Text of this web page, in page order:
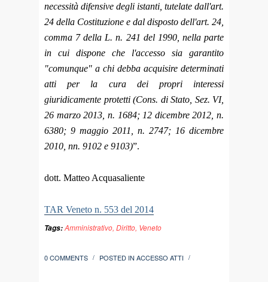
necessità difensive degli istanti, tutelate dall'art.
24 della Costituzione e dal disposto dell'art. 24,
comma 7 della L. n. 241 del 1990, nella parte
in cui dispone che l'accesso sia garantito
"comunque" a chi debba acquisire determinati
atti per la cura dei propri interessi
giuridicamente protetti (Cons. di Stato, Sez. VI,
26 marzo 2013, n. 1684; 12 dicembre 2012, n.
6380; 9 maggio 2011, n. 2747; 16 dicembre
2010, nn. 9102 e 9103)”.
dott. Matteo Acquasaliente
TAR Veneto n. 553 del 2014
Tags:Amministrativo, Diritto, Veneto
0 COMMENTS / POSTED IN ACCESSO ATTI /